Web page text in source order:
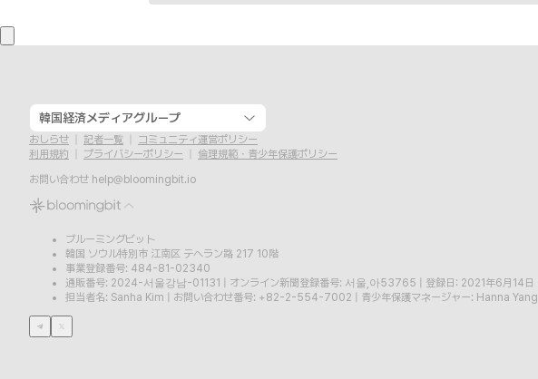
韓国経済メディアグループ
おしらせ 記者一覧
コミュニティ運営ポリシー
利用規約
プライバシーポリシー
倫理規範・青少年保護ポリシー
お問い合わせ help@bloomingbit.io
ブルーミングビット
韓国 ソウル特別市 江南区 テヘラン路 217 10階
事業登録番号: 484-81-02340
通販番号: 2024-서울강남-01131
オンライン新聞登録番号: 서울,아53765 登録日: 2021年6月14日
担当者名: Sanha Kim
お問い合わせ番号: +82-2-554-7002 青少年保護マネージャー: Hanna Yang